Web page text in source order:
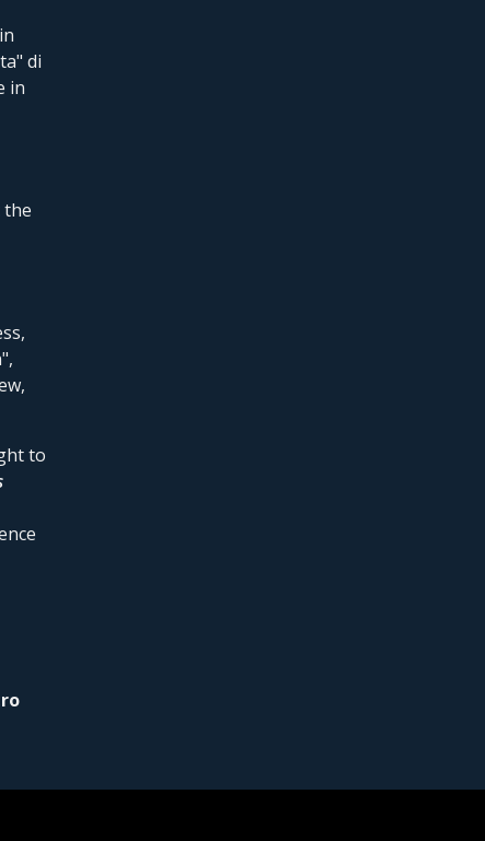
di
in
the
to